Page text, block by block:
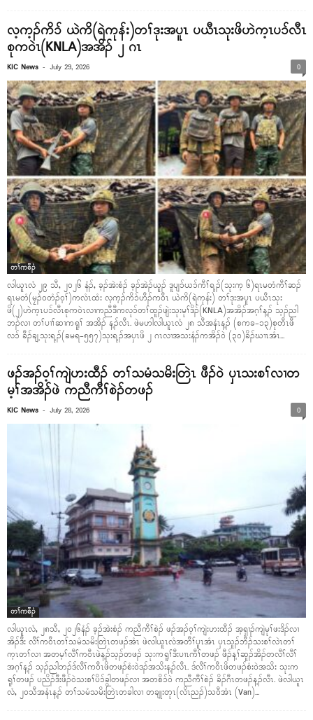
လ့က့ၣ်ကိၥ် ယဲကိ(ရဲကုန်း)တၢ်ဒုးအပူၤ ပယီၤသုးဖိဟဲက့ၤပၥ်လီၤ
စုကဝဲၤ(KNLA)အအိၣ် ၂ ဂၤ
KIC News - July 29, 2026 0
တၢ်ကစီၣ်
လါယူၤလံ ၂၉ သီ, ၂၀၂၆ နံၣ်, ခ့ၣ်အဲးစံၣ် ခ့ၣ်အဲၣ်ယူၣ် ဒူပျၥ်ယၥ်ကီၢ်ရ့ၣ်(သုးက့ ၆)ရၤမတံကီၢ်ဆၣ်
ရၤမတံ(မၠၣ်ဝတံၣ်ဝ့ၢ်)ကလံၤထံး လ့က့ၣ်ကိၥ်ဟီၣ်ကဝီၤ ယဲကိ(ရဲကုန်း) တၢ်ဒုးအပူၤ ပယီၤသုး
ဖိ(၂)ဟဲက့ၤပၥ်လီၤစုကဝဲၤလၢကညီဒီကလုၥ်တၢ်ထူၣ်ဖျဲးသုးမုၢ်ဒိၣ်(KNLA)အအိၣ်အဂ့ၢ်န့ၣ် သ့ၣ်ညါ
ဘၣ်လၢ တၢ်ပၢၢ်ဆၢကရူၢ် အအိၣ် န့ၣ်လီၤ. ဖဲမဟါလါယူၤလံ ၂၈ သီအနံၤန့ၣ် (စကခ-၁၃)စုတီၤဖီ
လၥ် ခီၣ်ချ့သုးရ့ၣ်(ခမရ-၅၅၇)သုးရ့ၣ်အပှၤဖိ ၂ ဂၤလၢအသးနံၣ်ကအိၣ်ဝဲ (၃၀)ခိၣ်ဃၢၤအံၤ...
ဖၣ်အၣ်ဝ့ၢ်ကျဲဟးထီၣ် တၢ်သမံသမိးတြဲၤ ဖီၣ်ဝဲ ပှၤသးစၢ်လၢတ
မ့ၢ်အအိၣ်ဖဲ ကညီကီၢ်စဲၣ်တဖၣ်
KIC News - July 28, 2026 0
တၢ်ကစီၣ်
လါယူၤလံ, ၂၈သီ, ၂၀၂၆နံၣ် ခ့ၣ်အဲးစံၣ် ကညီကီၢ်စဲၣ် ဖၣ်အၣ်ဝ့ၢ်ကျဲးဟးထီၣ် အ့ရှၢၣ်ကျဲမုၢ်ဖးဒိၣ်လၢ
အိၣ်ဒီး လီၢ်ကဝီၤတၢ်သမံသမိးတြဲၤတဖၣ်အံၤ ဖဲလါယူၤလံအတီၢ်ပူၤအံၤ ပှၤသူၣ်ဘီၣ်သးစၢ်လဲၤတၢ်
က့ၤတၢ်လၢ အတမ့ၢ်လီၢ်ကဝီၤဖဲန့ၣ်သ့ၣ်တဖၣ် သုးကရူၢ်ဒီးပၢၤကီၢ်တဖၣ် ဖီၣ်န့ၢ်ဆူၣ်အိၣ်တလီၢ်လီၢ်
အဂ့ၢ်န့ၣ် သ့ၣ်ညါဘၣ်ဒ်လီၢ်ကဝီၤဖိတဖၣ်စံးဝဲဒၣ်အသိးန့ၣ်လီၤ. ဒ်လီၢ်ကဝီၤဖိတဖၣ်စံးဝဲအသိး သုးက
ရူၢ်တဖၣ် ပညိၣ်ဒီးဖီၣ်ဝဲသးစၢ်ပိၥ်ခွါတဖၣ်လၢ အတစိၥ်ဝဲ ကညီကီၢ်စဲၣ် ခိၣ်ဂီၤတဖၣ်န့ၣ်လီၤ. ဖဲလါယူၤ
လံ, ၂၀သီအနံၤန့ၣ် တၢ်သမံသမိးတြဲၤတခါလၢ တချုးတုၤ(လိၤညၣ်)သဝီအံၤ (Van)...